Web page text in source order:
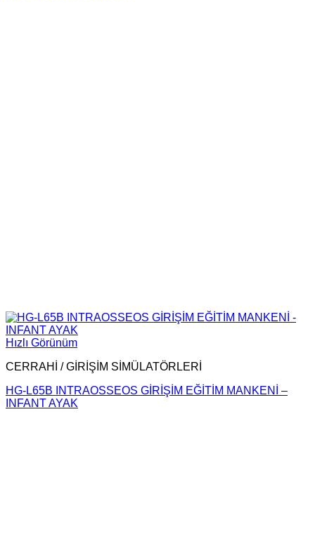
Hızlı Görünüm
CERRAHİ / GİRİŞİM SİMÜLATÖRLERİ
HG-L65B INTRAOSSEOS GİRİŞİM EĞİTİM MANKENİ –
INFANT AYAK